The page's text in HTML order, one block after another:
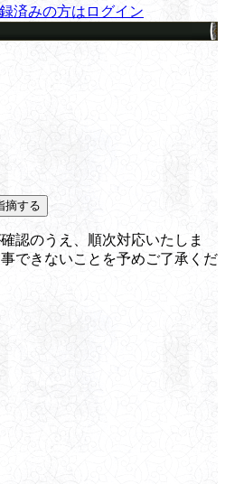
済みの方はログイン
摘する
認のうえ、順次対応いたしま
できないことを予めご了承くだ